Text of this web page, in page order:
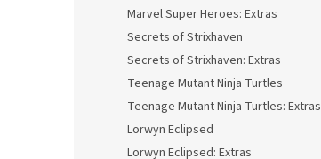
Marvel Super Heroes: Extras
Secrets of Strixhaven
Secrets of Strixhaven: Extras
Teenage Mutant Ninja Turtles
Teenage Mutant Ninja Turtles: Extras
Lorwyn Eclipsed
Lorwyn Eclipsed: Extras